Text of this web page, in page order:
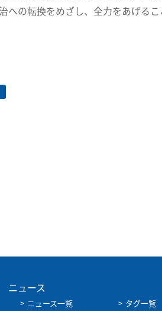
への転換をめざし、全力をあげるこ
ニュース
ニュース一覧
タグ一覧